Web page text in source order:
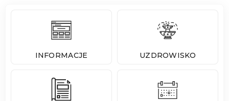
INFORMACJE UZDROWISKO